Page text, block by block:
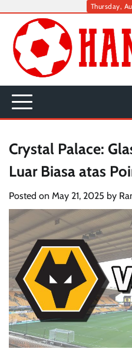
content
Thursday,
Crystal Palace:
Luar Biasa atas
Posted on May 21, 2025 by